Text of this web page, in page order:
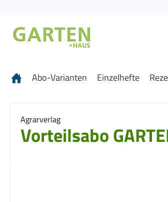
Abo-Varianten Einzelhefte
Agrarverlag
Vorteilsabo